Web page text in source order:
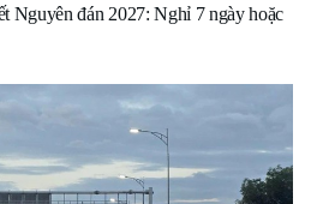
Nguyên đán 2027: Nghỉ 7 ngày hoặc